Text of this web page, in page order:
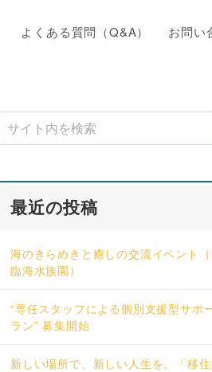
よくある質問（Q&A） お問い
最近の投稿
海のきらめきと癒しの交流イベント
臨海水族園）
“専任スタッフによる個別支援型サポ
ラン” 募集開始
新しい場所で、新しい人生を。「移住